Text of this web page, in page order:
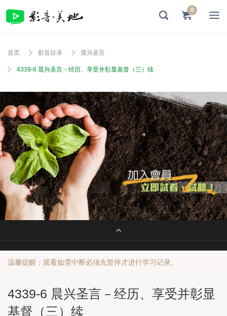
0
首页 影音目录 晨兴圣言
4339-6 晨兴圣言－经历、享受并彰显基督（三）续
温馨提醒：观看如需中断必须先暂停才进行学习记录。
4339-6 晨兴圣言－经历、享受并彰显
基督（三）续